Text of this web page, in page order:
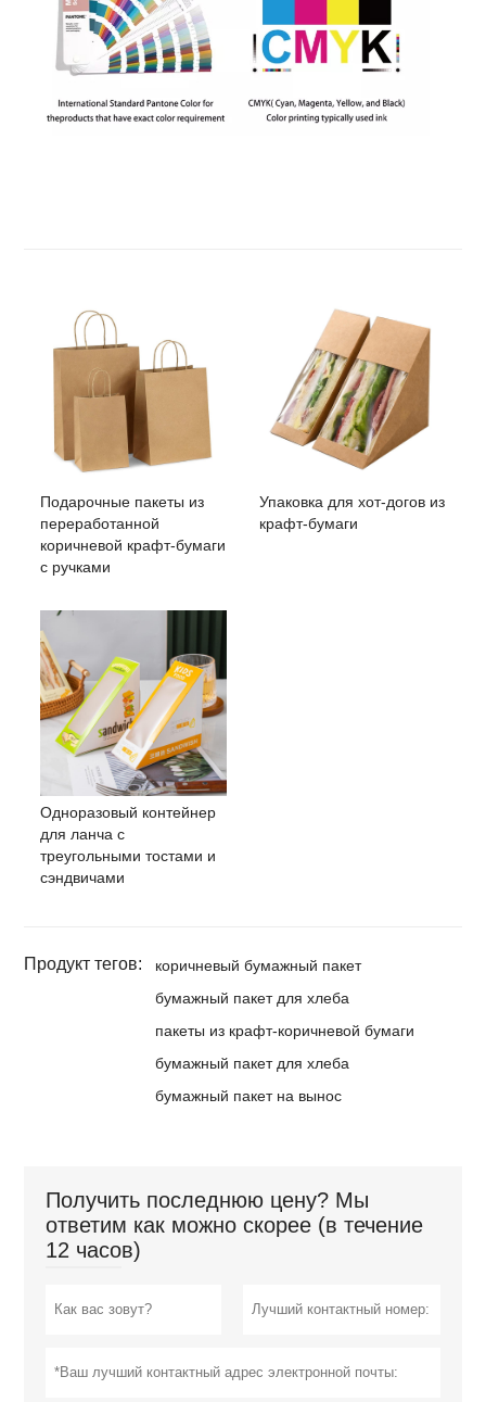
Подарочные пакеты из
переработанной
коричневой крафт-бумаги
с ручками
Упаковка для хот-догов из
крафт-бумаги
Одноразовый контейнер
для ланча с
треугольными тостами и
сэндвичами
Продукт тегов:
коричневый бумажный пакет
бумажный пакет для хлеба
пакеты из крафт-коричневой бумаги
бумажный пакет для хлеба
бумажный пакет на вынос
Получить последнюю цену? Мы
ответим как можно скорее (в течение
12 часов)